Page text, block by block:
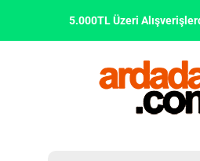
5.000TL Üzeri